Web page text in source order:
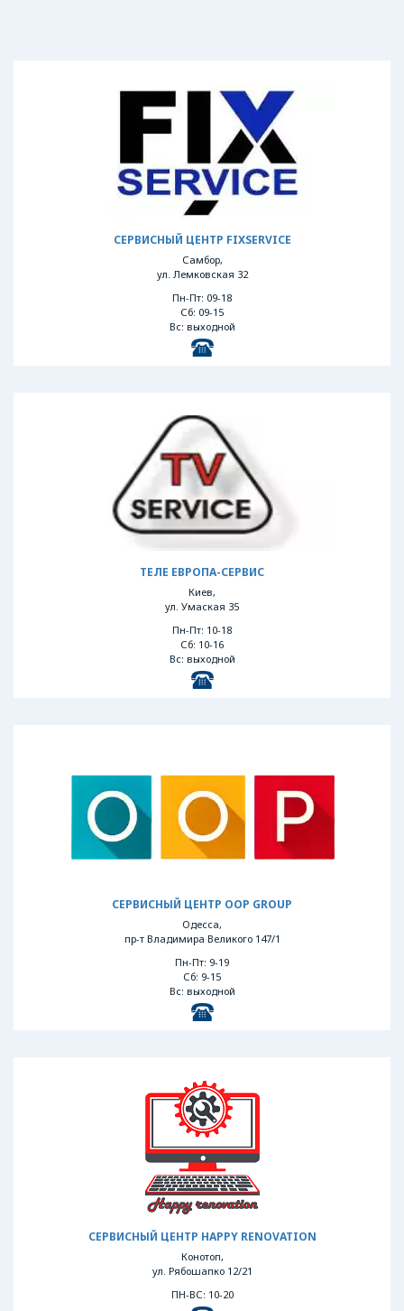
СЕРВИСНЫЙ ЦЕНТР FIXSERVICE
Самбор,
ул. Лемковская 32
Пн-Пт: 09-18
Сб: 09-15
Вс: выходной
ТЕЛЕ ЕВРОПА-СЕРВИС
Киев,
ул. Умаская 35
Пн-Пт: 10-18
Сб: 10-16
Вс: выходной
СЕРВИСНЫЙ ЦЕНТР OOP GROUP
Одесса,
пр-т Владимира Великого 147/1
Пн-Пт: 9-19
Сб: 9-15
Вс: выходной
СЕРВИСНЫЙ ЦЕНТР HAPPY RENOVATION
Конотоп,
ул. Рябошапко 12/21
ПН-ВС: 10-20